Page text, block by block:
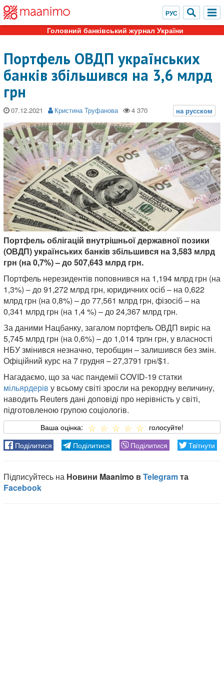
Головний банківський журнал України
Портфель ОВДП українських
банків збільшився на 3,6 млрд
грн
07.12.2021 Кристина Труфанова
Портфель облігацій внутрішньої державної позики
(ОВДП) українських банків збільшився на 3,583 млрд
грн (на 0,7%) – до 507,643 млрд грн.
Портфель нерезидентів поповнився на 1,194 млрд грн (на
1,3%) – до 91,272 млрд грн, юридичних осіб – на 0,622
млрд грн (на 0,8%) – до 77,561 млрд грн, фізосіб – на
0,341 млрд грн (на 1,4 %) – до 24,367 млрд грн.
За даними Нацбанку, загалом портфель ОВДП виріс на
5,745 млрд грн (на 0,6%) – до 1,014 трлн грн, у власності
НБУ змінився незначно, теробщин – залишився без змін.
Офіційний курс на 7 грудня – 27,3791 грн/$1.
Нагадаємо, що за час пандемії COVID-19 статки
мільярдерів у всьому світі зросли на рекордну величину,
наводить Reuters дані доповіді про нерівність у світі,
підготовленою групою соціологів.